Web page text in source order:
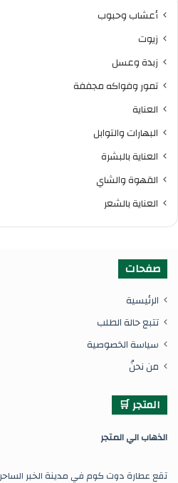
أعشاب وحبوب
زيوت
زبدة وعسل
تمور وفواكه مجففة
العناية
البهارات والتوابل
العناية بالبشرة
القهوة والشاي
العناية بالشعر
صفحات
الرئيسية
تتبع حالة الطلب
سياسة الخصوصية
من نحنُ
المتجر 🛒
الذهاب الي المتجر
تقع عطارة دوت كوم في مدينة الخبر